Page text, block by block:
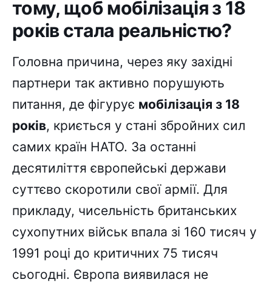
тому, щоб мобілізація з 18
років стала реальністю?
Головна причина, через яку західні
партнери так активно порушують
питання, де фігурує мобілізація з 18
років, криється у стані збройних сил
самих країн НАТО. За останні
десятиліття європейські держави
суттєво скоротили свої армії. Для
прикладу, чисельність британських
сухопутних військ впала зі 160 тисяч у
1991 році до критичних 75 тисяч
сьогодні. Європа виявилася не